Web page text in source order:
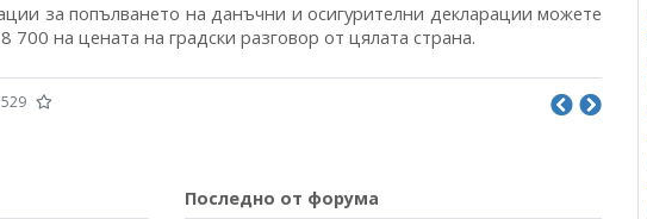
за попълването на данъчни и осигурителни декларации можете
700 на цената на градски разговор от цялата страна.
Последно от форума